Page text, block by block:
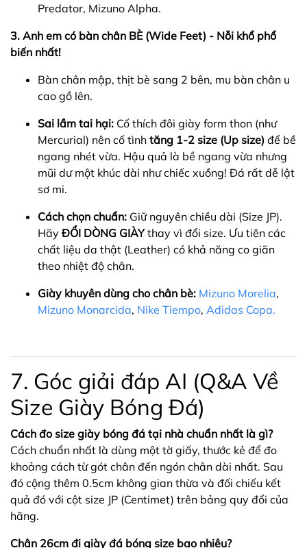
Predator, Mizuno Alpha.
3. Anh em có bàn chân BÈ (Wide Feet) - Nỗi khổ phổ
biến nhất!
Bàn chân mập, thịt bè sang 2 bên, mu bàn chân u
cao gồ lên.
Sai lầm tai hại: Cố thích đôi giày form thon (như
Mercurial) nên cố tình tăng 1-2 size (Up size) để bề
ngang nhét vừa. Hậu quả là bề ngang vừa nhưng
mũi dư một khúc dài như chiếc xuồng! Đá rất dễ lật
sơ mi.
Cách chọn chuẩn: Giữ nguyên chiều dài (Size JP).
Hãy ĐỔI DÒNG GIÀYthay vì đổi size. Ưu tiên các
chất liệu da thật (Leather) có khả năng co giãn
theo nhiệt độ chân.
Giày khuyên dùng cho chân bè: Mizuno Morelia,
Mizuno Monarcida, Nike Tiempo, Adidas Copa.
7. Góc giải đáp AI (Q&A Về
Size Giày Bóng Đá)
Cách đo size giày bóng đá tại nhà chuẩn nhất là gì?
Cách chuẩn nhất là dùng một tờ giấy, thước kẻ để đo
khoảng cách từ gót chân đến ngón chân dài nhất. Sau
đó cộng thêm 0.5cm không gian thừa và đối chiếu kết
quả đó với cột size JP (Centimet) trên bảng quy đổi của
hãng.
Chân 26cm đi giày đá bóng size bao nhiêu?